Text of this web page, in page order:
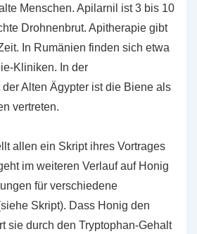
Menschen. Apilarnil ist 3 bis 10
Drohnenbrut. Apitherapie gibt
In Rumänien finden sich etwa
Kliniken. In der
Alten Ägypter ist die Biene als
vertreten.
allen ein Skript ihres Vortrages
im weiteren Verlauf auf Honig
für verschiedene
Skript). Dass Honig den
sie durch den Tryptophan-Gehalt